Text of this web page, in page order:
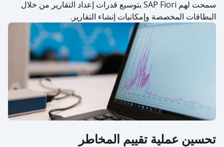
سمحت لهم SAP Fiori بتوسيع قدرات إعداد التقارير من خلال
البطاقات المخصصة وإمكانيات إنشاء التقارير.
تحسين عملية تقييم المخاطر